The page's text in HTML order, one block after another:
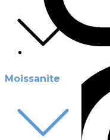
Moissanite